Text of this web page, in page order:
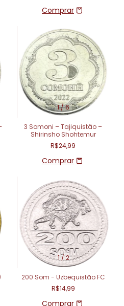
1/6
3 Somoni – Tajiquistão –
Shirinsho Shohtemur
R$24,99
1/2
200 Som - Uzbequistão FC
R$14,99